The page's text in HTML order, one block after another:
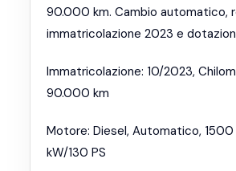
90.000 km. Cambio automatico,
immatricolazione 2023 e
Immatricolazione: 10/2023,
90.000 km
Motore: Diesel, Automatico,
kW/130 PS